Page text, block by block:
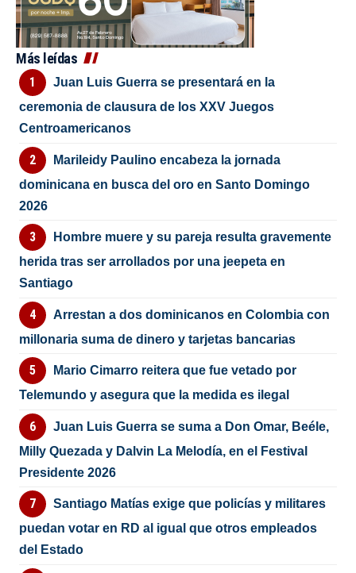
Más leídas
Juan Luis Guerra se presentará en la
ceremonia de clausura de los XXV Juegos
Centroamericanos
Marileidy Paulino encabeza la jornada
dominicana en busca del oro en Santo Domingo
2026
Hombre muere y su pareja resulta gravemente
herida tras ser arrollados por una jeepeta en
Santiago
Arrestan a dos dominicanos en Colombia con
millonaria suma de dinero y tarjetas bancarias
Mario Cimarro reitera que fue vetado por
Telemundo y asegura que la medida es ilegal
Juan Luis Guerra se suma a Don Omar, Beéle,
Milly Quezada y Dalvin La Melodía, en el Festival
Presidente 2026
Santiago Matías exige que policías y militares
puedan votar en RD al igual que otros empleados
del Estado